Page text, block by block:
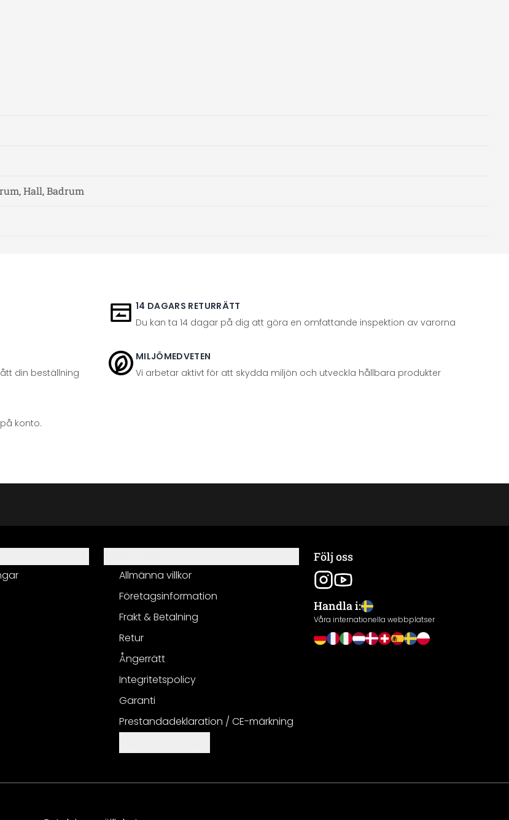
Hall, Badrum
14 DAGARS RETURRÄTT
Du kan ta 14 dagar på dig att göra en omfattande inspektion av varorna
din beställning
MILJÖMEDVETEN
Vi arbetar aktivt för att skydda miljön och utveckla hållbara produkter
konto.
Allmänna villkor
Företagsinformation
Frakt & Betalning
Retur
Ångerrätt
Integritetspolicy
Garanti
Prestandadeklaration / CE-märkning
Följ oss
Handla i:
Våra internationella webbplatser